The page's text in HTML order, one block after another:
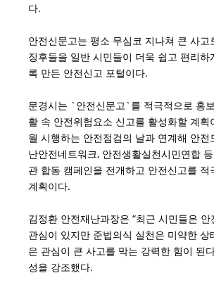
다.
안전신문고는 평소 무심코 지나쳐 큰 사고
징후들을 일반 시민들이 더욱 쉽고 편리하
록 만든 안전신고 포털이다.
문경시는 `안전신문고`를 적극적으로 홍
활 속 안전위험요소 신고를 활성화할 계획
월 시행하는 안전점검의 날과 연계해 안전
난안전네트워크, 안전생활실천시민연합
관 합동 캠페인을 전개하고 안전신고를 적
계획이다.
김정환 안전재난과장은 “최근 시민들은
관심이 있지만 준법의식 실천은 미약한 상
은 관심이 큰 사고를 막는 강력한 힘이 된
성을 강조했다.